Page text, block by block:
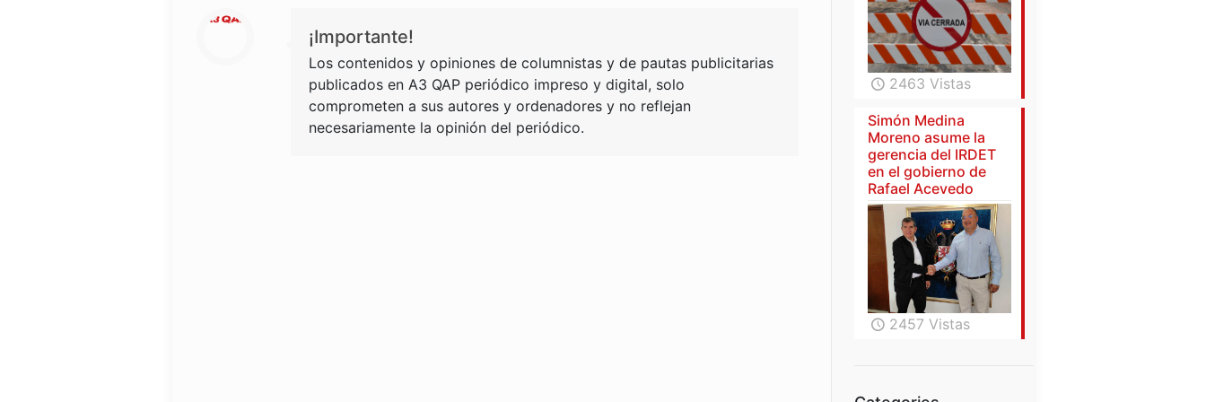
¡Importante!
Los contenidos y opiniones de columnistas y de pautas publicitarias
publicados en A3 QAP periódico impreso y digital, solo
comprometen a sus autores y ordenadores y no reflejan
necesariamente la opinión del periódico.
2463 Vistas
Simón Medina
Moreno asume la
gerencia del IRDET
en el gobierno de
Rafael Acevedo
2457 Vistas